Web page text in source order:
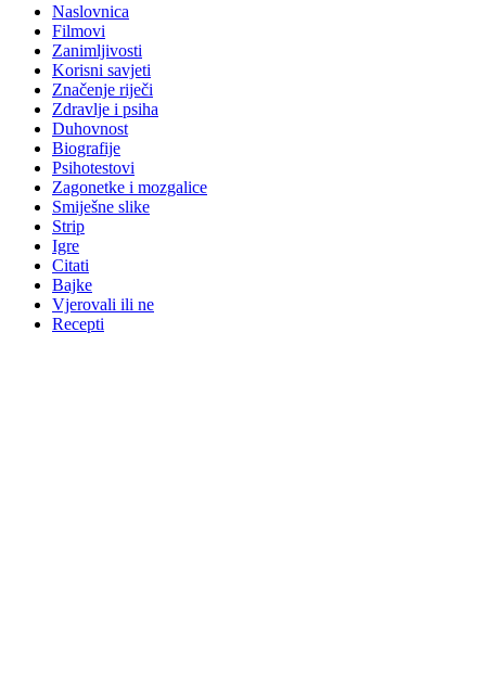
Naslovnica
Filmovi
Zanimljivosti
Korisni savjeti
Značenje riječi
Zdravlje i psiha
Duhovnost
Biografije
Psihotestovi
Zagonetke i mozgalice
Smiješne slike
Strip
Igre
Citati
Bajke
Vjerovali ili ne
Recepti